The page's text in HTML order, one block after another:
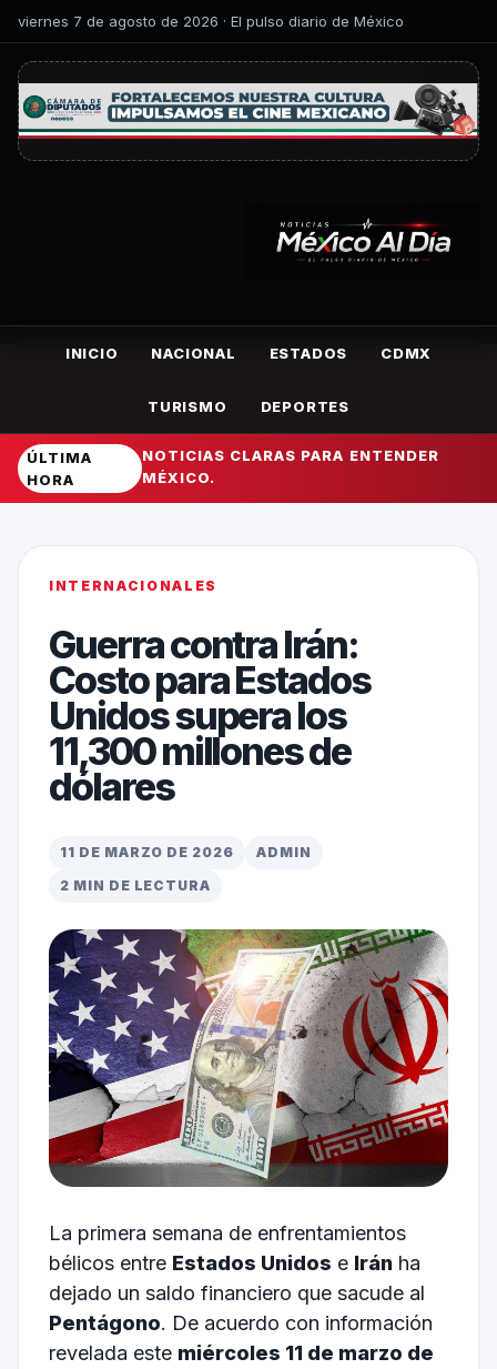
viernes 7 de agosto de 2026 · El pulso diario de México
INICIO NACIONAL ESTADOS CDMX
TURISMO DEPORTES
ÚLTIMA
HORA
NOTICIAS CLARAS PARA ENTENDER
MÉXICO.
INTERNACIONALES
Guerra contra Irán:
Costo para Estados
Unidos supera los
11,300 millones de
dólares
11 DE MARZO DE 2026
ADMIN
2 MIN DE LECTURA
La primera semana de enfrentamientos
bélicos entre Estados Unidos e Iránha
dejado un saldo financiero que sacude al
Pentágono. De acuerdo con información
revelada este miércoles 11 de marzo de